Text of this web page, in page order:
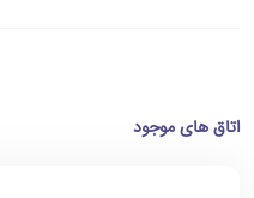
اتاق های موجود